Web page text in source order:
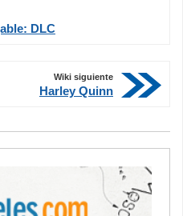
DLC
Wiki siguiente
Harley Quinn